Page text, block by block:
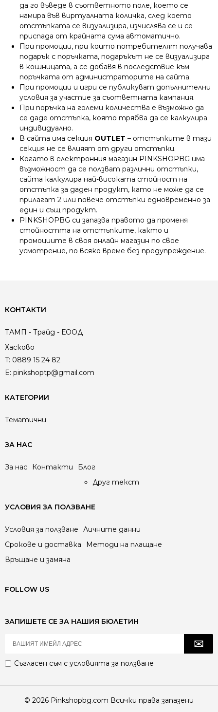
да го въведе в съответното поле, което се
намира във виртуалната количка, след което
отстъпката се визуализира, изчислява се и се
приспада от крайната сума автоматично.
При промоции, при които потребителят получава
подарък с поръчката, подаръкът не се визуализира
в кошницата, а се добавя в последствие към
поръчката от администраторите на сайта.
При промоции и игри се публикуват допълнителни
условия за участие за съответната кампания.
При поръчка на големи количества е възможно да
се даде отстъпка, която трябва да се калкулира
индивидуално.
В сайта има секция OUTLET – отстъпките в тази
секция не се влияят от други отстъпки.
Когато в електронния магазин PINKSHOPBG има
възможност да се ползват различни отстъпки,
сайта калкулира най-високата стойност на
отстъпка за даден продукт, като не може да се
прилагат 2 или повече отстъпки едновременно за
един и същ продукт.
PINKSHOPBG си запазва правото да променя
стойността на отстъпките, както и
промоциите в своя онлайн магазин по свое
усмотрение, по всяко време без предупреждение.
КОНТАКТИ
ТАМП - Трайд - ЕООД
Хасково
T: 0889 15 24 82
E: pinkshoptp@gmail.com
КАТЕГОРИИ
Тематични
ЗА НАС
За нас Контакти
Блог
Друг текст
УСЛОВИЯ ЗА ПОЛЗВАНЕ
Условия за ползване
Личните данни
Срокове и доставка
Методи на плащане
Връщане и замяна
FOLLOW US
ЗАПИШЕТЕ СЕ ЗА НАШИЯ БЮЛЕТИН
Съгласен съм с условията за ползване
© 2026 Pinkshopbg.com Всички права запазени